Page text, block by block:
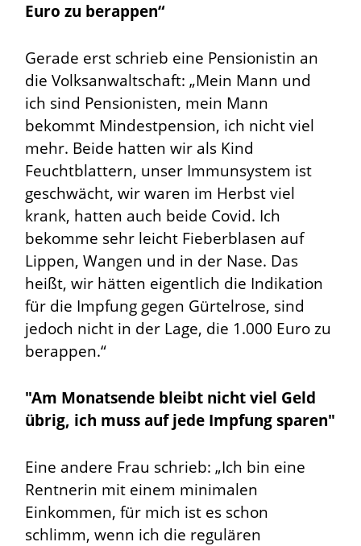
Euro zu berappen“
Gerade erst schrieb eine Pensionistin an
die Volksanwaltschaft: „Mein Mann und
ich sind Pensionisten, mein Mann
bekommt Mindestpension, ich nicht viel
mehr. Beide hatten wir als Kind
Feuchtblattern, unser Immunsystem ist
geschwächt, wir waren im Herbst viel
krank, hatten auch beide Covid. Ich
bekomme sehr leicht Fieberblasen auf
Lippen, Wangen und in der Nase. Das
heißt, wir hätten eigentlich die Indikation
für die Impfung gegen Gürtelrose, sind
jedoch nicht in der Lage, die 1.000 Euro zu
berappen.“
"Am Monatsende bleibt nicht viel Geld
übrig, ich muss auf jede Impfung sparen"
Eine andere Frau schrieb: „Ich bin eine
Rentnerin mit einem minimalen
Einkommen, für mich ist es schon
schlimm, wenn ich die regulären